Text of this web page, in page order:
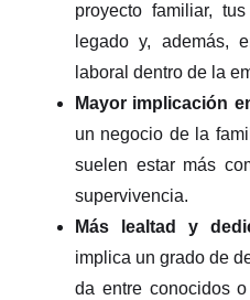
proyecto familiar,
legado y, además,
laboral dentro de la
Mayor implicación
un negocio de la
suelen estar más
supervivencia.
Más lealtad y
implica un grado de
da entre conocidos